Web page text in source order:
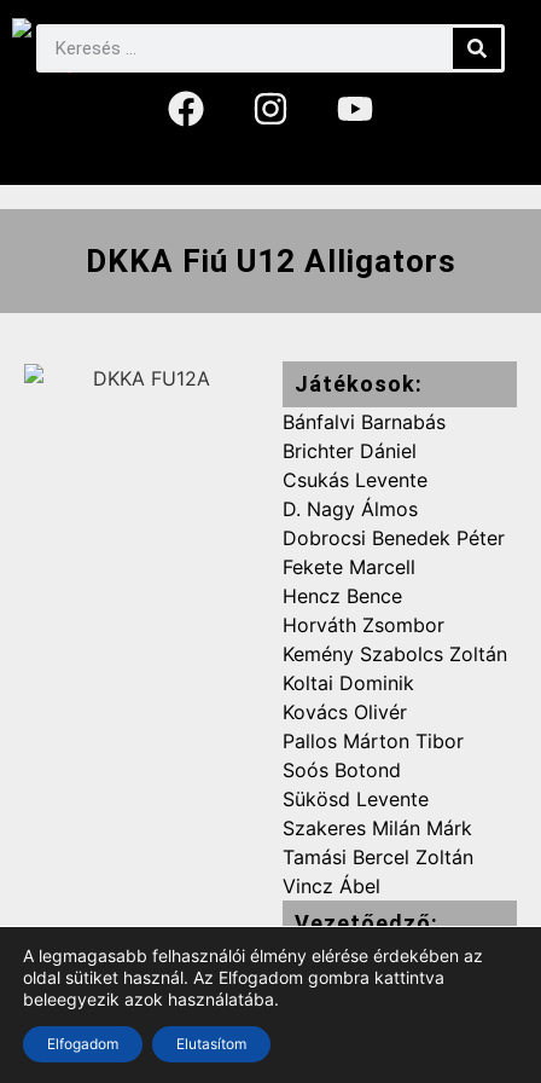
DKKA Fiú U12 Alligators
Játékosok:
Bánfalvi Barnabás
Brichter Dániel
Csukás Levente
D. Nagy Álmos
Dobrocsi Benedek Péter
Fekete Marcell
Hencz Bence
Horváth Zsombor
Kemény Szabolcs Zoltán
Koltai Dominik
Kovács Olivér
Pallos Márton Tibor
Soós Botond
Sükösd Levente
Szakeres Milán Márk
Tamási Bercel Zoltán
Vincz Ábel
Vezetőedző:
Szigetvári Zoltán
A legmagasabb felhasználói élmény elérése érdekében az
oldal sütiket használ. Az Elfogadom gombra kattintva
beleegyezik azok használatába.
Elfogadom Elutasítom